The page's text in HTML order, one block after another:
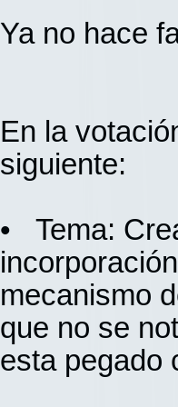
Ya no hace
En la
siguiente:
• Tema:
mecanismo
que no se
esta pegado